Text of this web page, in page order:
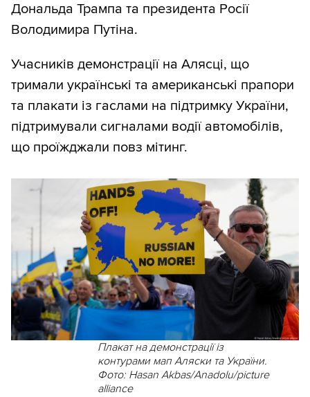
Дональда Трампа та президента Росії
Володимира Путіна.
Учасників демонстрації на Алясці, що
тримали українські та американські прапори
та плакати із гаслами на підтримку України,
підтримували сигналами водії автомобілів,
що проїжджали повз мітинг.
Плакат на демонстрації із
контурами мап Аляски та України.
Фото: Hasan Akbas/Anadolu/picture
alliance